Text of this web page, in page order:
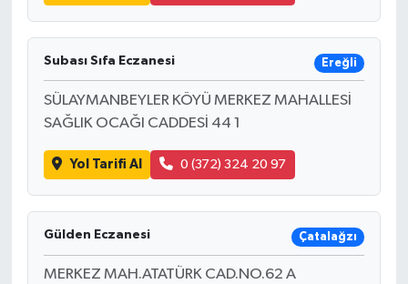
Subası Sıfa Eczanesi Ereğli
SÜLAYMANBEYLER KÖYÜ MERKEZ MAHALLESİ
SAĞLIK OCAĞI CADDESİ 44 1
Yol Tarifi Al 0 (372) 324 20 97
Gülden Eczanesi Çatalağzı
MERKEZ MAH.ATATÜRK CAD.NO.62 A